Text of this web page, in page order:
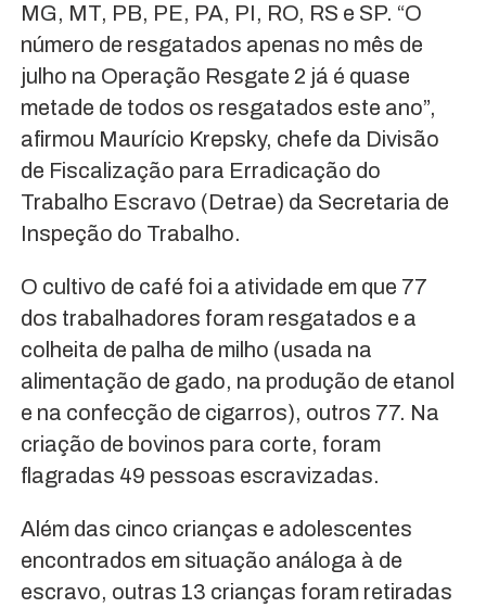
MG, MT, PB, PE, PA, PI, RO, RS e SP. “O
número de resgatados apenas no mês de
julho na Operação Resgate 2 já é quase
metade de todos os resgatados este ano”,
afirmou Maurício Krepsky, chefe da Divisão
de Fiscalização para Erradicação do
Trabalho Escravo (Detrae) da Secretaria de
Inspeção do Trabalho.
O cultivo de café foi a atividade em que 77
dos trabalhadores foram resgatados e a
colheita de palha de milho (usada na
alimentação de gado, na produção de etanol
e na confecção de cigarros), outros 77. Na
criação de bovinos para corte, foram
flagradas 49 pessoas escravizadas.
Além das cinco crianças e adolescentes
encontrados em situação análoga à de
escravo, outras 13 crianças foram retiradas